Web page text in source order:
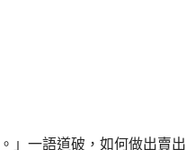
」一語道破，如何做出賣